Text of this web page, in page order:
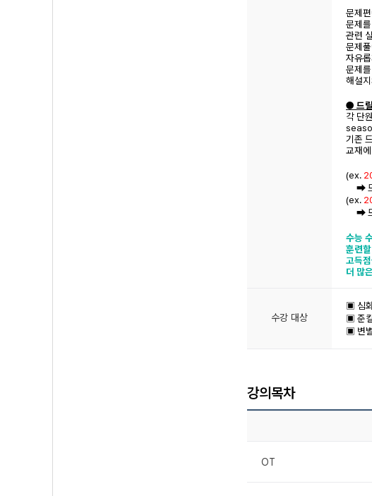
문제
문제
관련
문제
자유
문제
해설
● 드
각 단
기존
교재
(ex.
➡
(ex.
➡
수능
훈련
고득
더 많
수강 대상
▣ 심
▣ 준
▣ 변
강의목차
OT